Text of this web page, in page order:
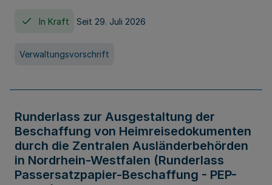
In Kraft Seit 29. Juli 2026
Verwaltungsvorschrift
Runderlass zur Ausgestaltung der
Beschaffung von Heimreisedokumenten
durch die Zentralen Ausländerbehörden
in Nordrhein-Westfalen (Runderlass
Passersatzpapier-Beschaffung - PEP-